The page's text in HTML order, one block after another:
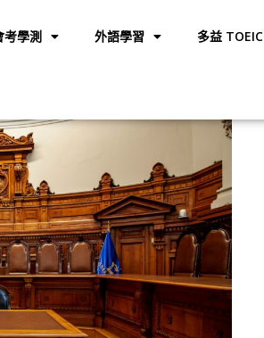
考學測 外語學習 多益 TOEIC